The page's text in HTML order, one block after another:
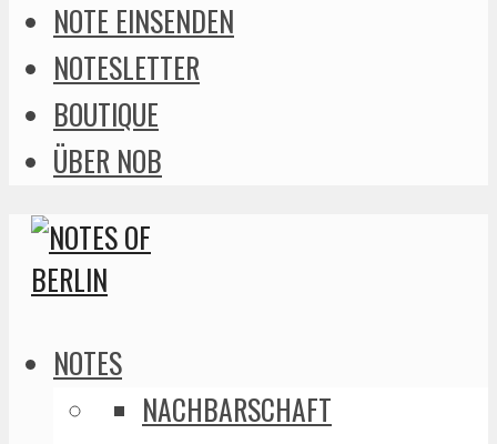
NOTE EINSENDEN
NOTESLETTER
BOUTIQUE
ÜBER NOB
NOTES
NACHBARSCHAFT